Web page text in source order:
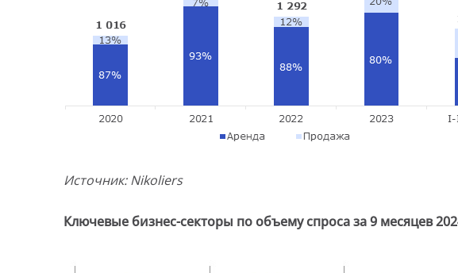
Источник:Nikoliers
Ключевые бизнес-секторы по объему спроса за 9 месяцев